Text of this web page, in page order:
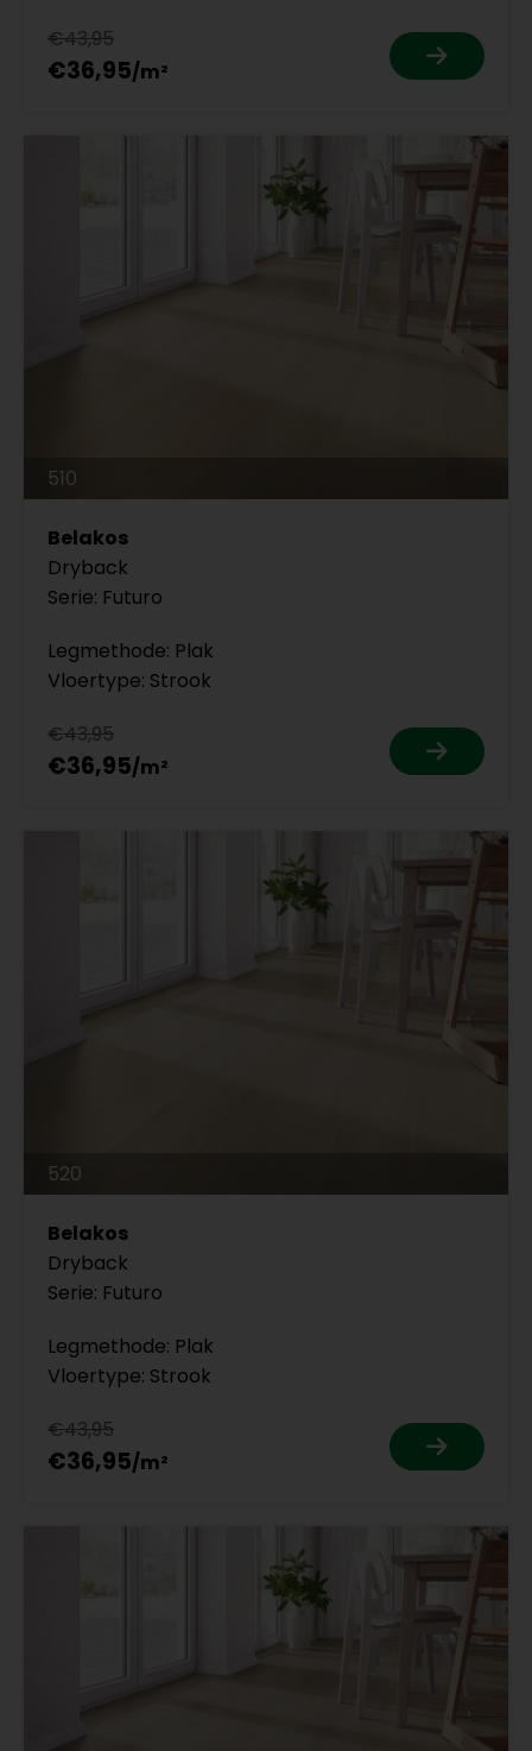
€43,95
€36,95
510
Belakos
Dryback
Serie: Futuro
Legmethode: Plak
Vloertype: Strook
€43,95
€36,95
520
Belakos
Dryback
Serie: Futuro
Legmethode: Plak
Vloertype: Strook
€43,95
€36,95